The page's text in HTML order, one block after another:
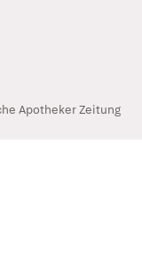
Apotheker Zeitung